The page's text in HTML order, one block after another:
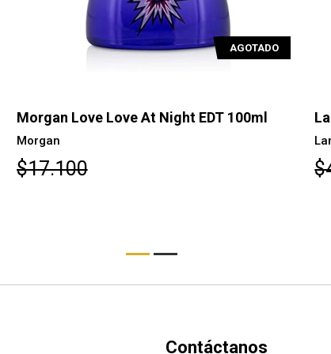
AGOTADO
Lancome O d'Azur EDT 75ml
Lancome
$46.600
Contáctanos